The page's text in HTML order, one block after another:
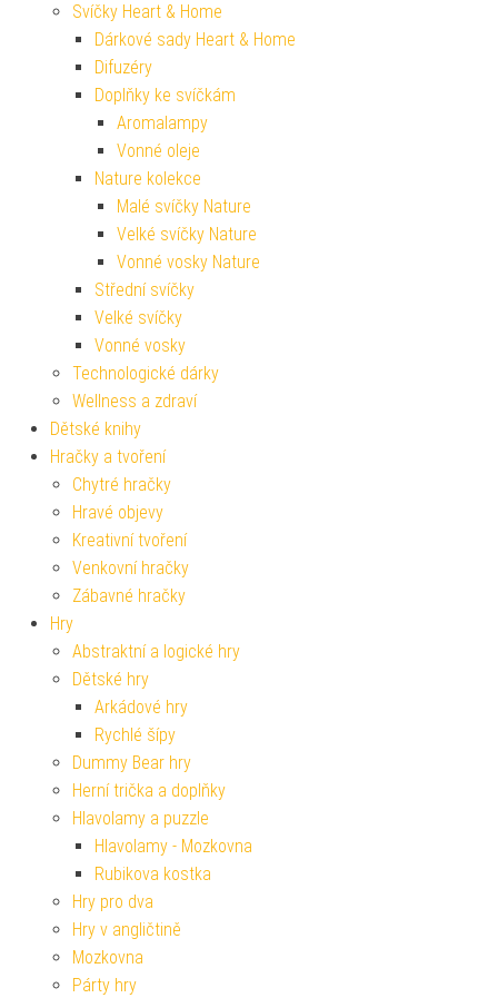
Svíčky Heart & Home
Dárkové sady Heart & Home
Difuzéry
Doplňky ke svíčkám
Aromalampy
Vonné oleje
Nature kolekce
Malé svíčky Nature
Velké svíčky Nature
Vonné vosky Nature
Střední svíčky
Velké svíčky
Vonné vosky
Technologické dárky
Wellness a zdraví
Dětské knihy
Hračky a tvoření
Chytré hračky
Hravé objevy
Kreativní tvoření
Venkovní hračky
Zábavné hračky
Hry
Abstraktní a logické hry
Dětské hry
Arkádové hry
Rychlé šípy
Dummy Bear hry
Herní trička a doplňky
Hlavolamy a puzzle
Hlavolamy - Mozkovna
Rubikova kostka
Hry pro dva
Hry v angličtině
Mozkovna
Párty hry